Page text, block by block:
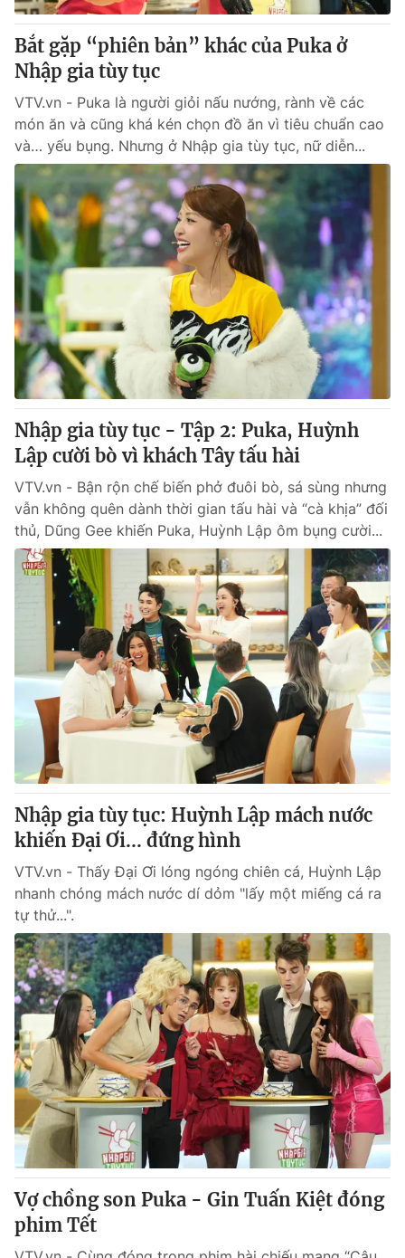
Bắt gặp “phiên bản” khác của Puka ở
Nhập gia tùy tục
VTV.vn - Puka là người giỏi nấu nướng, rành về các
món ăn và cũng khá kén chọn đồ ăn vì tiêu chuẩn cao
và… yếu bụng. Nhưng ở Nhập gia tùy tục, nữ diễn...
Nhập gia tùy tục - Tập 2: Puka, Huỳnh
Lập cười bò vì khách Tây tấu hài
VTV.vn - Bận rộn chế biến phở đuôi bò, sá sùng nhưng
vẫn không quên dành thời gian tấu hài và “cà khịa” đối
thủ, Dũng Gee khiến Puka, Huỳnh Lập ôm bụng cười...
Nhập gia tùy tục: Huỳnh Lập mách nước
khiến Đại Ơi... đứng hình
VTV.vn - Thấy Đại Ơi lóng ngóng chiên cá, Huỳnh Lập
nhanh chóng mách nước dí dỏm "lấy một miếng cá ra
tự thử...".
Vợ chồng son Puka - Gin Tuấn Kiệt đóng
phim Tết